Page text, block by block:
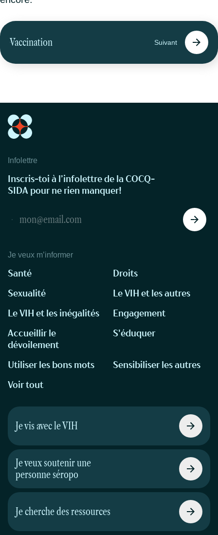
Vaccination Suivant
Infolettre
Inscris-toi à l’infolettre de la COCQ-
SIDA pour ne rien manquer!
Je veux m’informer
Santé
Droits
Sexualité
Le VIH et les autres
Le VIH et les inégalités
Engagement
Accueillir le
dévoilement
S'éduquer
Utiliser les bons mots
Sensibiliser les autres
Voir tout
Je vis avec le VIH
Je veux soutenir une
personne séropo
Je cherche des ressources